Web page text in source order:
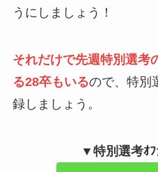
うにしましょう！
それだけで先週特別選考
る28卒もいるので、特別
録しましょう。
▼特別選考ｵ